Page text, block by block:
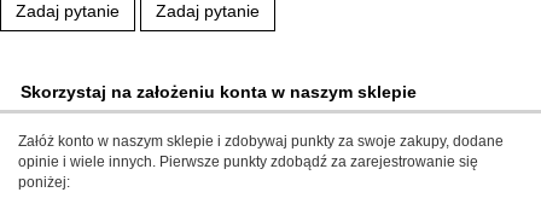
Zadaj pytanie Zadaj pytanie
Skorzystaj na założeniu konta w naszym sklepie
Załóż konto w naszym sklepie i zdobywaj punkty za swoje zakupy, dodane
opinie i wiele innych. Pierwsze punkty zdobądź za zarejestrowanie się
poniżej: